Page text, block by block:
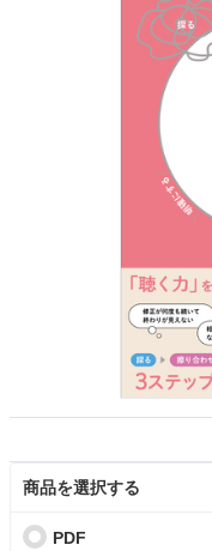
商品を選択する
PDF